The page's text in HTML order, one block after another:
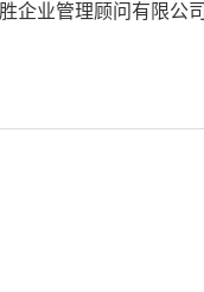
业管理顾问有限公